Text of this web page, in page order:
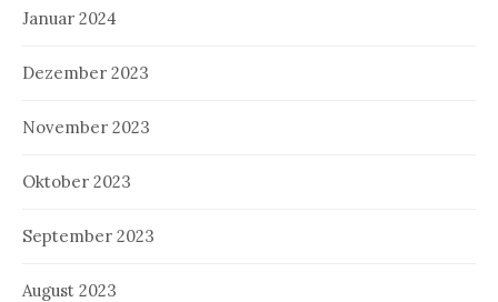
Januar 2024
Dezember 2023
November 2023
Oktober 2023
September 2023
August 2023